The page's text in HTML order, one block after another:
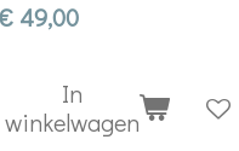
49,00
In
winkelwagen